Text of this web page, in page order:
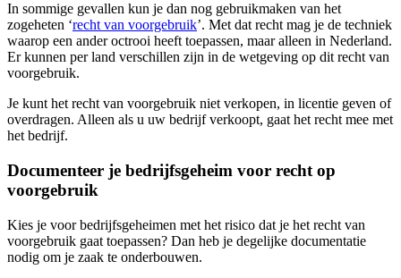
In sommige gevallen kun je dan nog gebruikmaken van het
zogeheten ‘recht van voorgebruik’. Met dat recht mag je de techniek
waarop een ander octrooi heeft toepassen, maar alleen in Nederland.
Er kunnen per land verschillen zijn in de wetgeving op dit recht van
voorgebruik.
Je kunt het recht van voorgebruik niet verkopen, in licentie geven of
overdragen. Alleen als u uw bedrijf verkoopt, gaat het recht mee met
het bedrijf.
Documenteer je bedrijfsgeheim voor recht op
voorgebruik
Kies je voor bedrijfsgeheimen met het risico dat je het recht van
voorgebruik gaat toepassen? Dan heb je degelijke documentatie
nodig om je zaak te onderbouwen.